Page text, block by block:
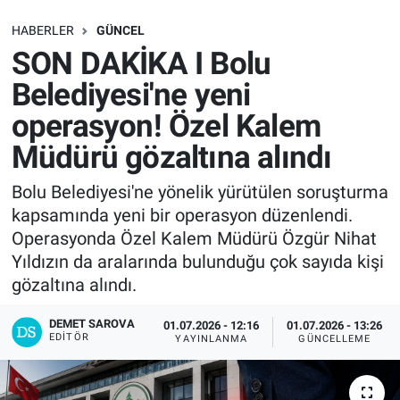
HABERLER GÜNCEL
SON DAKİKA I Bolu
Belediyesi'ne yeni
operasyon! Özel Kalem
Müdürü gözaltına alındı
Bolu Belediyesi'ne yönelik yürütülen soruşturma
kapsamında yeni bir operasyon düzenlendi.
Operasyonda Özel Kalem Müdürü Özgür Nihat
Yıldızın da aralarında bulunduğu çok sayıda kişi
gözaltına alındı.
DEMET SAROVA
EDITÖR
01.07.2026 - 12:16
YAYINLANMA
01.07.2026 - 13:26
GÜNCELLEME
SAĞLIK
EKONOMİ
EĞİTİM
ÖZEL HABER
Keşfet
ASTROLOJİ
İLAN